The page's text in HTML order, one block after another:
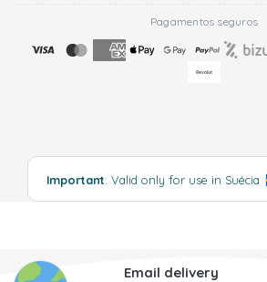
Pagamentos seguros
Important: Valid only for use in Suécia
Email delivery